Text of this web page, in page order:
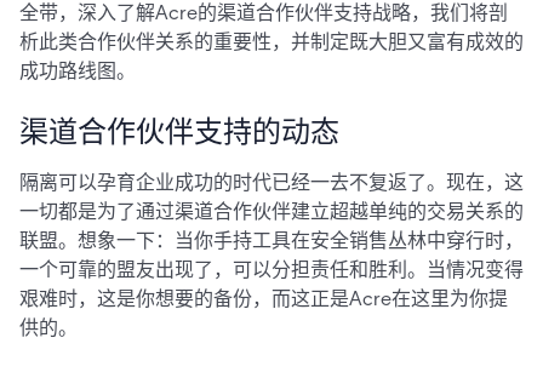
全带，深入了解Acre的渠道合作伙伴支持战略，我们将剖
析此类合作伙伴关系的重要性，并制定既大胆又富有成效的
成功路线图。
渠道合作伙伴支持的动态
隔离可以孕育企业成功的时代已经一去不复返了。现在，这
一切都是为了通过渠道合作伙伴建立超越单纯的交易关系的
联盟。想象一下：当你手持工具在安全销售丛林中穿行时，
一个可靠的盟友出现了，可以分担责任和胜利。当情况变得
艰难时，这是你想要的备份，而这正是Acre在这里为你提
供的。